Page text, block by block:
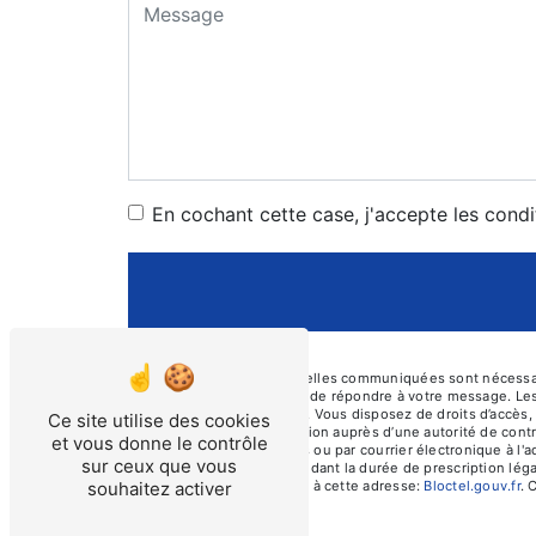
En cochant cette case, j'accepte les
** Les données personnelles communiquées sont
traitants dans le seul but de répondre à votre message.
prosecurite46@orange.fr. Vous disposez de droits
d’introduire une réclamation auprès d’une autorité de
Cayssines, 46000 Cahors ou par courrier électronique à
prise de contact puis pendant la durée de prescription
téléphonique, disponible à cette adresse: Bloctel.gouv.fr.
Ce site utilise des cookies
et vous donne le contrôle
sur ceux que vous
souhaitez activer